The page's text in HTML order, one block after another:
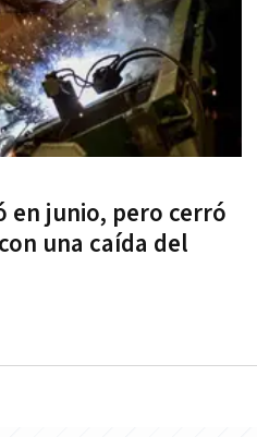
en junio, pero cerró
una caída del